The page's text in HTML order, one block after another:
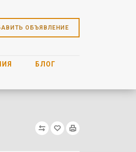
ОБЪЯВЛЕНИЕ
БЛОГ